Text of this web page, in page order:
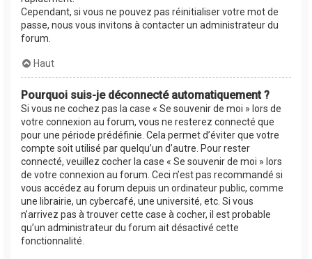
Cependant, si vous ne pouvez pas réinitialiser votre mot de
passe, nous vous invitons à contacter un administrateur du
forum.
Haut
Pourquoi suis-je déconnecté automatiquement ?
Si vous ne cochez pas la case « Se souvenir de moi » lors de
votre connexion au forum, vous ne resterez connecté que
pour une période prédéfinie. Cela permet d’éviter que votre
compte soit utilisé par quelqu’un d’autre. Pour rester
connecté, veuillez cocher la case « Se souvenir de moi » lors
de votre connexion au forum. Ceci n’est pas recommandé si
vous accédez au forum depuis un ordinateur public, comme
une librairie, un cybercafé, une université, etc. Si vous
n’arrivez pas à trouver cette case à cocher, il est probable
qu’un administrateur du forum ait désactivé cette
fonctionnalité.